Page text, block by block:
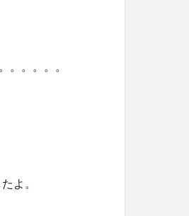
。。。。。
よ。